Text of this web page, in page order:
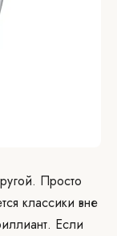
Просто
классики вне
Если